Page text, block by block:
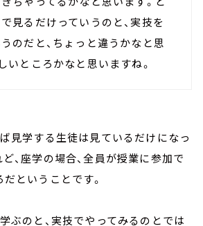
見るだけっていうのと、実技を
のだと、ちょっと違うかなと思
いところかなと思いますね。
見学する生徒は見ているだけになっ
、座学の場合、全員が授業に参加で
ということです。
ぶのと、実技でやってみるのとでは